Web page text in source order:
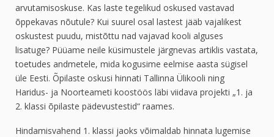
arvutamisoskuse. Kas laste tegelikud oskused vastavad
õppekavas nõutule? Kui suurel osal lastest jääb vajalikest
oskustest puudu, mistõttu nad vajavad kooli alguses
lisatuge? Püüame neile küsimustele järgnevas artiklis vastata,
toetudes andmetele, mida kogusime eelmise aasta sügisel
üle Eesti. Õpilaste oskusi hinnati Tallinna Ülikooli ning
Haridus- ja Noorteameti koostöös läbi viidava projekti „1. ja
2. klassi õpilaste pädevustestid“ raames.
Hindamisvahend 1. klassi jaoks võimaldab hinnata lugemise